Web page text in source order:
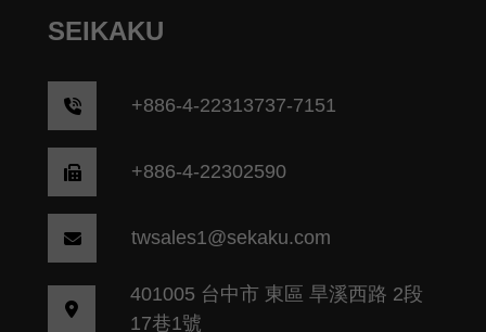
SEIKAKU
+886-4-22313737-7151
+886-4-22302590
twsales1@sekaku.com
401005 台中市 東區 旱溪西路 2段
17巷1號